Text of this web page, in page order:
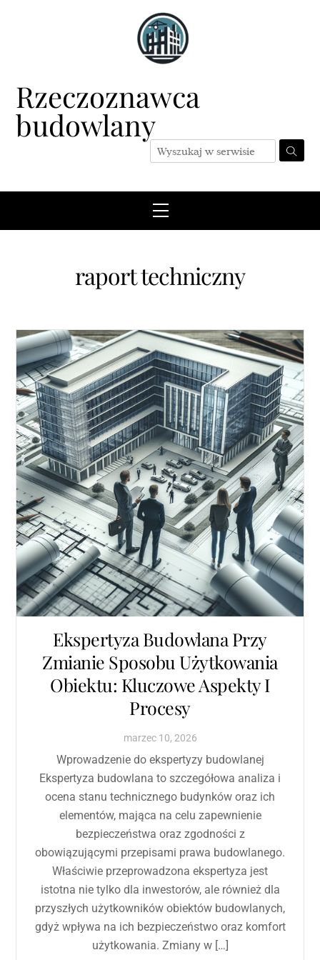
Rzeczoznawca
budowlany
Menu
raport techniczny
Ekspertyza Budowlana Przy
Zmianie Sposobu Użytkowania
Obiektu: Kluczowe Aspekty I
Procesy
marzec 10, 2026
Wprowadzenie do ekspertyzy budowlanej
Ekspertyza budowlana to szczegółowa analiza i
ocena stanu technicznego budynków oraz ich
elementów, mająca na celu zapewnienie
bezpieczeństwa oraz zgodności z
obowiązującymi przepisami prawa budowlanego.
Właściwie przeprowadzona ekspertyza jest
istotna nie tylko dla inwestorów, ale również dla
przyszłych użytkowników obiektów budowlanych,
gdyż wpływa na ich bezpieczeństwo oraz komfort
użytkowania. Zmiany w […]